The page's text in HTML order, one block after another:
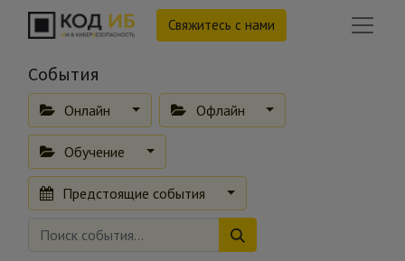
Свяжитесь с нами
События
Онлайн Офлайн
Обучение
Предстоящие события